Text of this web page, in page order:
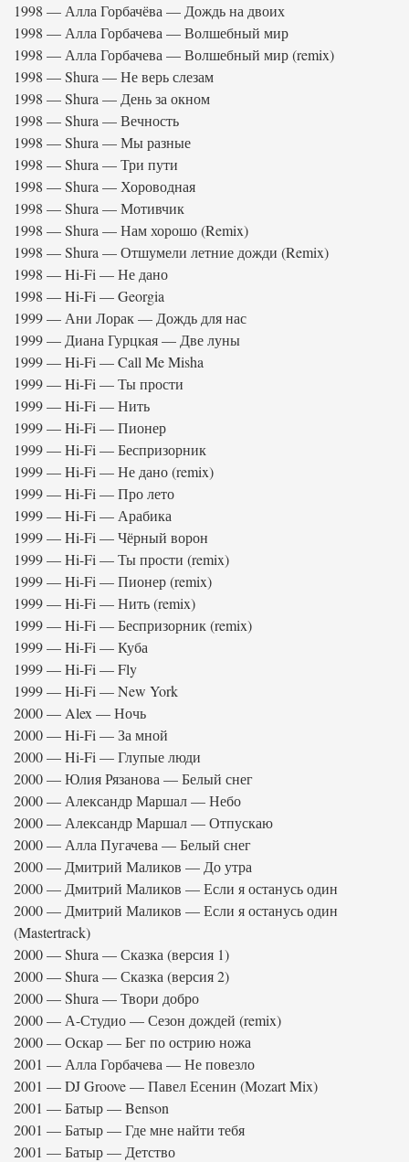
1998 — Алла Горбачёва — Дождь на двоих
1998 — Алла Горбачева — Волшебный мир
1998 — Алла Горбачева — Волшебный мир (remix)
1998 — Shura — Не верь слезам
1998 — Shura — День за окном
1998 — Shura — Вечность
1998 — Shura — Мы разные
1998 — Shura — Три пути
1998 — Shura — Хороводная
1998 — Shura — Мотивчик
1998 — Shura — Нам хорошо (Remix)
1998 — Shura — Отшумели летние дожди (Remix)
1998 — Hi-Fi — Не дано
1998 — Hi-Fi — Georgia
1999 — Ани Лорак — Дождь для нас
1999 — Диана Гурцкая — Две луны
1999 — Hi-Fi — Call Me Misha
1999 — Hi-Fi — Ты прости
1999 — Hi-Fi — Нить
1999 — Hi-Fi — Пионер
1999 — Hi-Fi — Беспризорник
1999 — Hi-Fi — Не дано (remix)
1999 — Hi-Fi — Про лето
1999 — Hi-Fi — Арабика
1999 — Hi-Fi — Чёрный ворон
1999 — Hi-Fi — Ты прости (remix)
1999 — Hi-Fi — Пионер (remix)
1999 — Hi-Fi — Нить (remix)
1999 — Hi-Fi — Беспризорник (remix)
1999 — Hi-Fi — Куба
1999 — Hi-Fi — Fly
1999 — Hi-Fi — New York
2000 — Alex — Ночь
2000 — Hi-Fi — За мной
2000 — Hi-Fi — Глупые люди
2000 — Юлия Рязанова — Белый снег
2000 — Александр Маршал — Небо
2000 — Александр Маршал — Отпускаю
2000 — Алла Пугачева — Белый снег
2000 — Дмитрий Маликов — До утра
2000 — Дмитрий Маликов — Если я останусь один
2000 — Дмитрий Маликов — Если я останусь один
(Mastertrack)
2000 — Shura — Сказка (версия 1)
2000 — Shura — Сказка (версия 2)
2000 — Shura — Твори добро
2000 — А-Студио — Сезон дождей (remix)
2000 — Оскар — Бег по острию ножа
2001 — Алла Горбачева — Не повезло
2001 — DJ Groove — Павел Есенин (Mozart Mix)
2001 — Батыр — Benson
2001 — Батыр — Где мне найти тебя
2001 — Батыр — Детство